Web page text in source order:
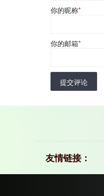
你的昵称*
你的邮箱*
提交评论
友情链接：